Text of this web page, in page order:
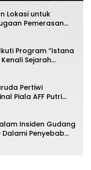
Lokasi untuk
Pemerasan
Program “Istana
Sejarah
Pertiwi
Piala AFF Putri
Insiden Gudang
Dalami Penyebab